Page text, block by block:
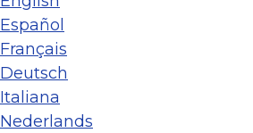
Español
Français
Deutsch
Italiana
Nederlands